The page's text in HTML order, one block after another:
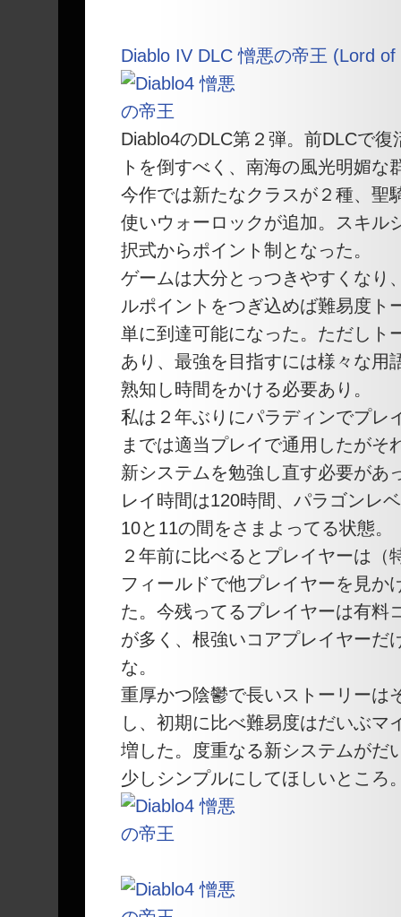
Diablo IV DLC 憎悪の帝王 (Lord of
Diablo4のDLC第２弾。前DLCで
トを倒すべく、南海の風光明媚な
今作では新たなクラスが２種、聖
使いウォーロックが追加。スキル
択式からポイント制となった。
ゲームは大分とっつきやすくなり
ルポイントをつぎ込めば難易度ト
単に到達可能になった。ただしト
あり、最強を目指すには様々な用
熟知し時間をかける必要あり。
私は２年ぶりにパラディンでプレ
までは適当プレイで通用したがそ
新システムを勉強し直す必要があ
レイ時間は120時間、パラゴンレ
10と11の間をさまよってる状態。
２年前に比べるとプレイヤーは（
フィールドで他プレイヤーを見か
た。今残ってるプレイヤーは有料
が多く、根強いコアプレイヤーだ
な。
重厚かつ陰鬱で長いストーリーは
し、初期に比べ難易度はだいぶマ
増した。度重なる新システムがだ
少しシンプルにしてほしいところ